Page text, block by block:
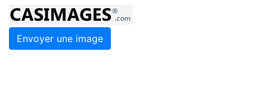
Envoyer une image